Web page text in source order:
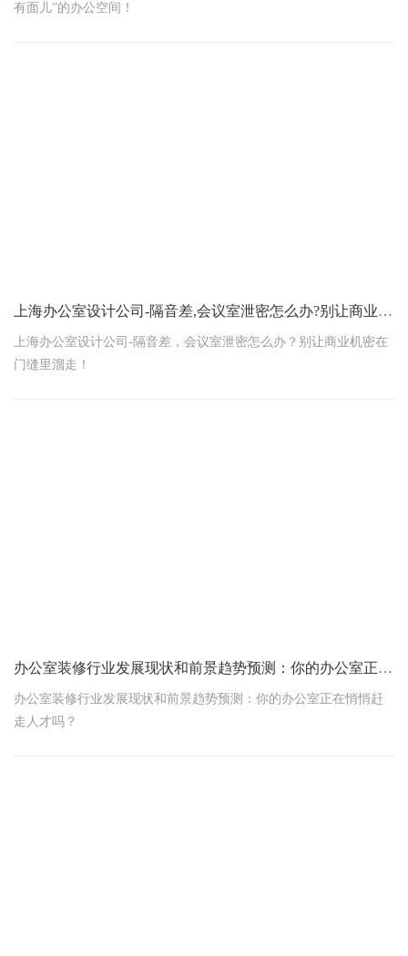
有面儿”的办公空间！
上海办公室设计公司-隔音差,会议室泄密怎么办?别让商业机密在门缝里溜走
上海办公室设计公司-隔音差，会议室泄密怎么办？别让商业机密在
门缝里溜走！
办公室装修行业发展现状和前景趋势预测：你的办公室正在悄悄赶走人才吗？
办公室装修行业发展现状和前景趋势预测：你的办公室正在悄悄赶
走人才吗？